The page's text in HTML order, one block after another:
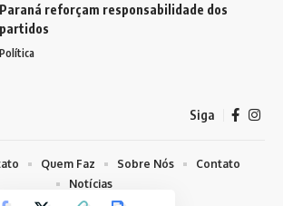
Paraná reforçam responsabilidade dos
partidos
Política
Siga
Quem Faz Sobre Nós
Contato
Notícias